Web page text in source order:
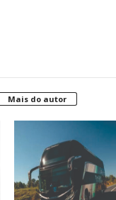
Mais do autor